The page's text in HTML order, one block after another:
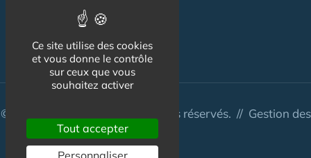
NOS AUTRES SITES :
© CapCampus 2026 - Tous droits réservés. // Gestion des
Ce site utilise des cookies
et vous donne le contrôle
sur ceux que vous
souhaitez activer
Tout accepter
Personnaliser